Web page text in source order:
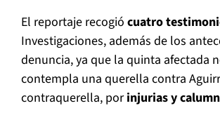
El reportaje recogió cuatro
Investigaciones, además de los
denuncia, ya que la quinta afectada
contempla una querella contra
contraquerella, porinjurias y